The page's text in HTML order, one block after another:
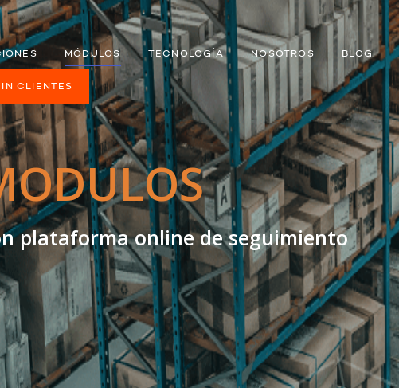
MÓDULOS TECNOLOGÍA NOSOTROS BLOG
CLIENTES
plataforma online de seguimiento